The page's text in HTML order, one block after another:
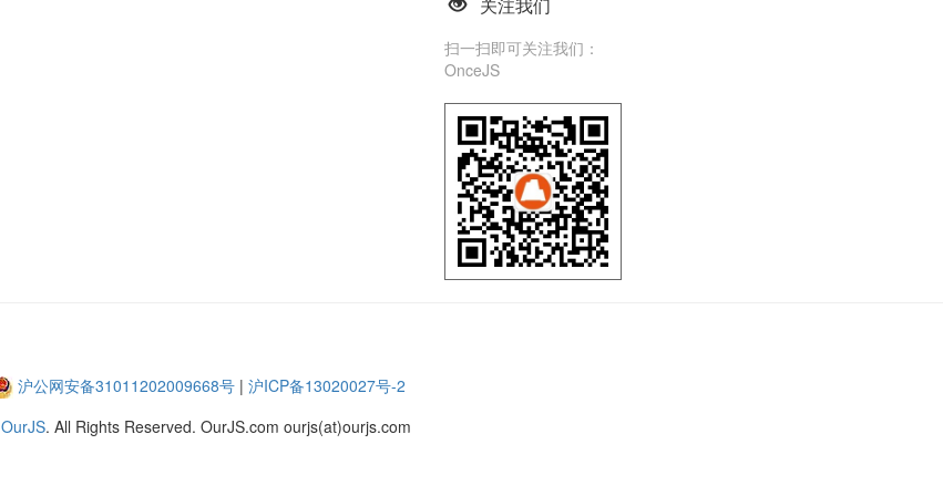
扫一扫即可关注我们：
OnceJS
沪公网安备31011202009668号 | 沪ICP备13020027号-2
OurJS. All Rights Reserved. OurJS.com ourjs(at)ourjs.com